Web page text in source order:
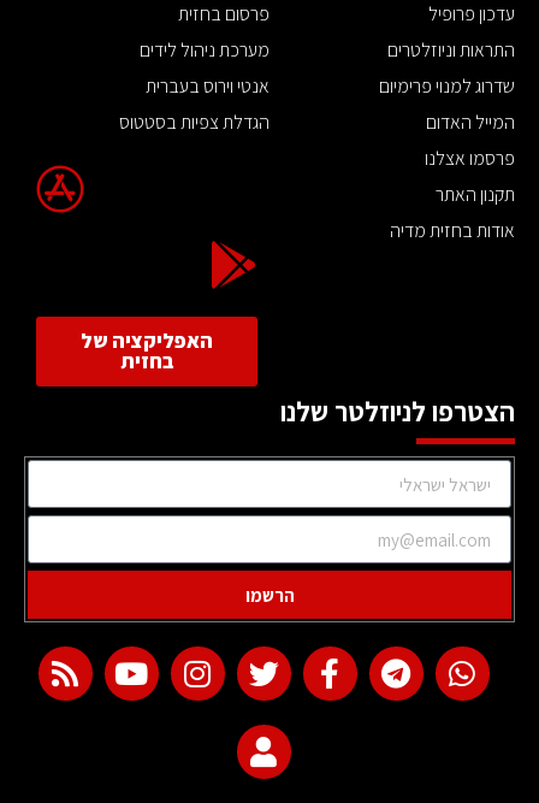
עדכון פרופיל
התראות וניוזלטרים
שדרוג למנוי פרימיום
המייל האדום
פרסמו אצלנו
תקנון האתר
אודות בחזית מדיה
פרסום בחזית
מערכת ניהול לידים
אנטי וירוס בעברית
הגדלת צפיות בסטטוס
האפליקציה של
בחזית
הצטרפו לניוזלטר שלנו
הרשמו